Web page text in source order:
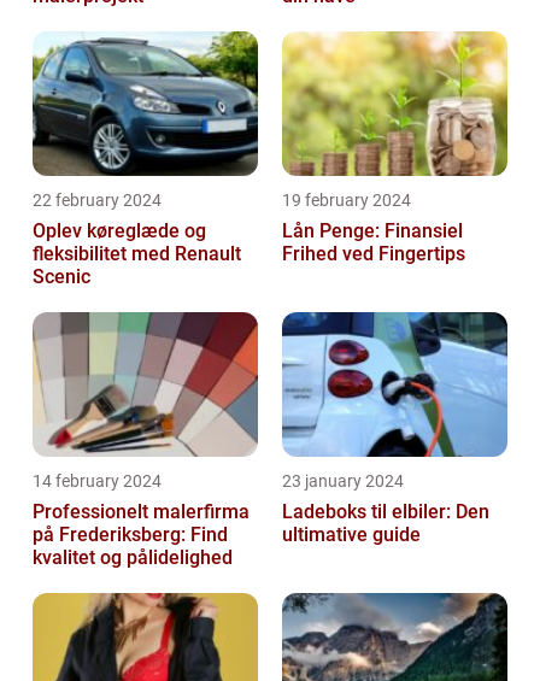
22 february 2024
Oplev køreglæde og
fleksibilitet med Renault
Scenic
19 february 2024
Lån Penge: Finansiel
Frihed ved Fingertips
14 february 2024
Professionelt malerfirma
på Frederiksberg: Find
kvalitet og pålidelighed
23 january 2024
Ladeboks til elbiler: Den
ultimative guide